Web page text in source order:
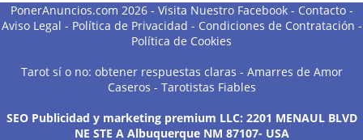
PonerAnuncios.com 2026 - Visita Nuestro Facebook- Contacto-
Aviso Legal - Política de Privacidad - Condiciones de Contratación -
Política de Cookies
Tarot sí o no: obtener respuestas claras - Amarres de Amor
Caseros - Tarotistas Fiables
SEO Publicidad y marketing premium LLC: 2201 MENAUL BLVD
NE STE A Albuquerque NM 87107- USA